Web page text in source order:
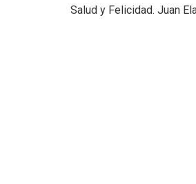
Salud y Felicidad. Juan